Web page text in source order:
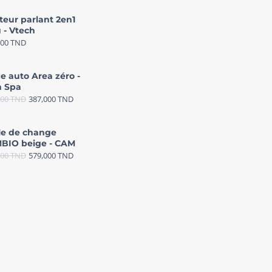
parlant 2en1
- Vtech
TND
auto Area zéro -
Spa
TND 387,000TND
de change
beige - CAM
TND 579,000TND